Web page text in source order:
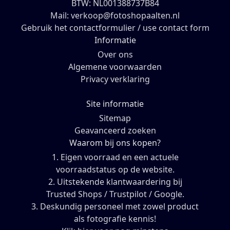
BTW: NL001388737B84
Mail: verkoop@fotoshopaalten.nl
Gebruik het contactformulier / use contact form
Informatie
Over ons
Algemene voorwaarden
Privacy verklaring
Site informatie
Sitemap
Geavanceerd zoeken
Waarom bij ons kopen?
1. Eigen voorraad en een actuele
voorraadstatus op de website.
2. Uitstekende klantwaardering bij
Trusted Shops / Trustpilot / Google.
3. Deskundig personeel met zowel product
als fotografie kennis!